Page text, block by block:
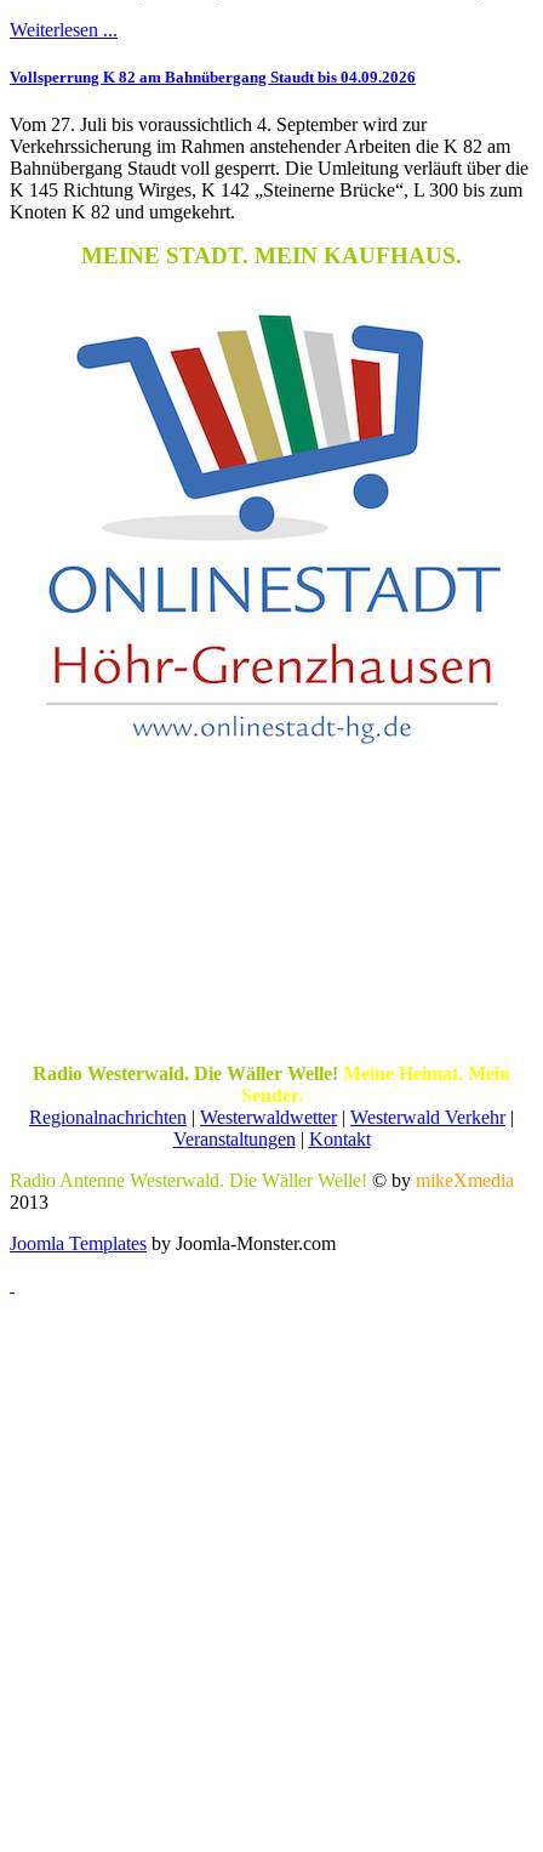
Weiterlesen ...
Vollsperrung K 82 am Bahnübergang Staudt bis 04.09.2026
Vom 27. Juli bis voraussichtlich 4. September wird zur
Verkehrssicherung im Rahmen anstehender Arbeiten die K 82 am
Bahnübergang Staudt voll gesperrt. Die Umleitung verläuft über die
K 145 Richtung Wirges, K 142 „Steinerne Brücke“, L 300 bis zum
Knoten K 82 und umgekehrt.
MEINE STADT. MEIN KAUFHAUS.
Radio Westerwald. Die Wäller Welle! Meine Heimat. Mein
Sender.
Regionalnachrichten | Westerwaldwetter| Westerwald Verkehr|
Veranstaltungen | Kontakt
Radio Antenne Westerwald. Die Wäller Welle! © by mikeXmedia
2013
Joomla Templates by Joomla-Monster.com